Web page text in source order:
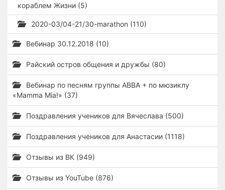
кораблем Жизни (5)
2020-03/04-21/30-marathon (110)
Вебинар 30.12.2018 (10)
Райский остров общения и дружбы (80)
Вебинар по песням группы ABBA + по мюзиклу
«Mamma Mia!» (37)
Поздравления учеников для Вячеслава (500)
Поздравления учеников для Анастасии (1118)
Отзывы из ВК (949)
Отзывы из YouTube (876)